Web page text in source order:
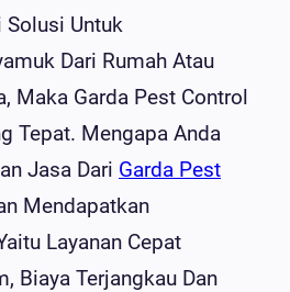
Untuk
Dari Rumah Atau
Maka Garda Pest Control
Tepat. Mengapa Anda
Jasa Dari Garda Pest
Mendapatkan
Layanan Cepat
Biaya Terjangkau Dan